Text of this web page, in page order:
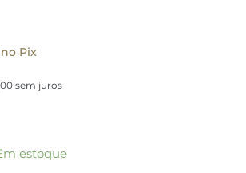
sem juros
no Pix
estoque